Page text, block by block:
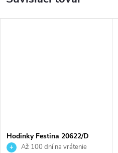
Hodinky Festina 20622/D
Až 100 dní na vrátenie